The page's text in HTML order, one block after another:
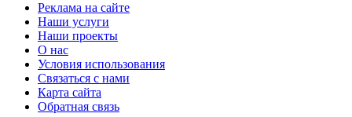
Реклама на сайте
Наши услуги
Наши проекты
О нас
Условия использования
Связаться с нами
Карта сайта
Обратная связь